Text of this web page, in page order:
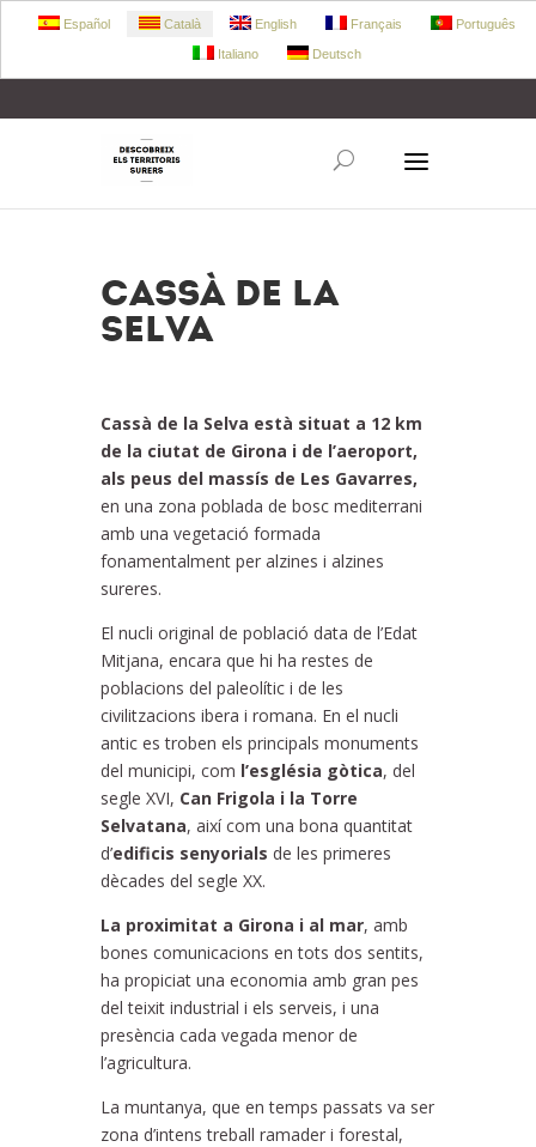
Cassà de la
Selva
Cassà de la Selva està situat a 12 km
de la ciutat de Girona i de l’aeroport,
als peus del massís de Les Gavarres,
en una zona poblada de bosc mediterrani
amb una vegetació formada
fonamentalment per alzines i alzines
sureres.
El nucli original de població data de l’Edat
Mitjana, encara que hi ha restes de
poblacions del paleolític i de les
civilitzacions ibera i romana. En el nucli
antic es troben els principals monuments
del municipi, com l’església gòtica, del
segle XVI, Can Frigola i la Torre
Selvatana, així com una bona quantitat
d’edificis senyorials de les primeres
dècades del segle XX.
La proximitat a Girona i al mar, amb
bones comunicacions en tots dos sentits,
ha propiciat una economia amb gran pes
del teixit industrial i els serveis, i una
presència cada vegada menor de
l’agricultura.
La muntanya, que en temps passats va ser
zona d’intens treball ramader i forestal,
Español Català English Français Português
Italiano Deutsch